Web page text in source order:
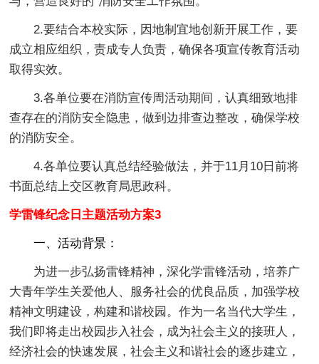
2.要结合本校实际，因地制宜地创新开展工作，要
成立相应组织，责成专人负责，确保各项宣传教育活动
取得实效。
3.各单位要在消防宣传周活动期间，认真细致地排
查存在的消防安全隐患，做到边排查边整改，确保学校
的消防安全。
4.各单位要认真总结经验做法，并于11月10日前将
书面总结上交区教育局思政科。
学雷锋纪念日主题活动方案3
一、活动背景：
为进一步弘扬雷锋精神，深化学雷锋活动，培养广
大青年学生关爱他人、服务社会的优良品质，加强学校
精神文明建设，构建和谐校园。作为一名当代大学生，
我们即将走出校园步入社会，成为社会主义的接班人，
经济社会的快速发展，社会主义和谐社会的逐步建立，